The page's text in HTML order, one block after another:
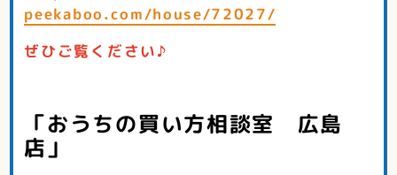
peekaboo.com/house/72027/
ぜひご覧ください♪
「おうちの買い方相談室 広島
店」